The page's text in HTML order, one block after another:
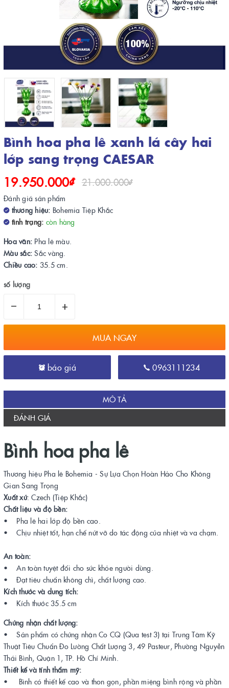
Bình hoa pha lê xanh lá cây hai
lớp sang trọng CAESAR
19.950.000₫
21.000.000₫
Đánh giá sản phẩm
thương hiệu: Bohemia Tiệp Khắc
tình trạng: còn hàng
Hoa văn: Pha lê màu.
Màu sắc: Sắc vàng.
Chiều cao: 35.5 cm.
số lượng
– +
MUA NGAY
báo giá 0963111234
MÔ TẢ
ĐÁNH GIÁ
Bình hoa pha lê
Thương hiệu Pha lê Bohemia - Sự Lựa Chọn Hoàn Hảo Cho Không
Gian Sang Trọng
Xuất xứ: Czech (Tiệp Khắc)
Chất liệu và độ bền:
• Pha lê hai lớp độ bền cao.
• Chịu nhiệt tốt, hạn chế nứt vỡ do tác động của nhiệt và va chạm.
An toàn:
• An toàn tuyệt đối cho sức khỏe người dùng.
• Đạt tiêu chuẩn không chì, chất lượng cao.
Kích thước và dung tích:
• Kích thước 35.5 cm
Chứng nhận chất lượng:
• Sản phẩm có chứng nhận Co CQ (Qua test 3) tại Trung Tâm Kỹ
Thuật Tiêu Chuẩn Đo Lường Chất Lượng 3, 49 Pasteur, Phường Nguyễn
Thái Bình, Quận 1, TP. Hồ Chí Minh.
Thiết kế và tính thẩm mỹ:
• Bình có thiết kế cao và thon gọn, phần miệng bình rộng và phần